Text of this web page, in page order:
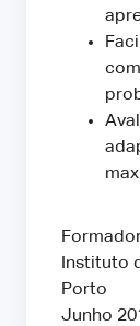
Instituto
Porto
Junho